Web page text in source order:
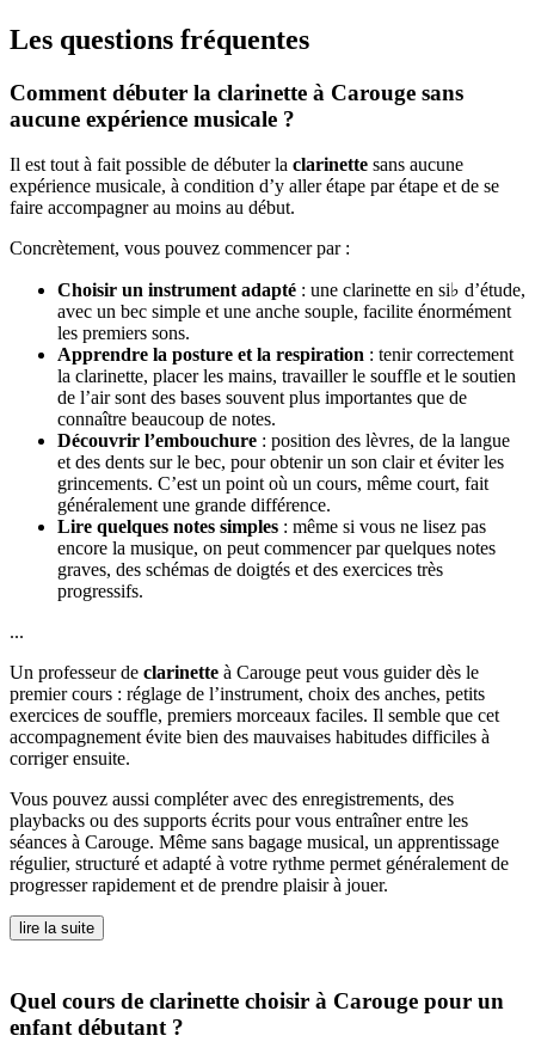
Les questions fréquentes
Comment débuter la clarinette à Carouge sans
aucune expérience musicale ?
Il est tout à fait possible de débuter la clarinette sans aucune
expérience musicale, à condition d’y aller étape par étape et de se
faire accompagner au moins au début.
Concrètement, vous pouvez commencer par :
Choisir un instrument adapté : une clarinette en si♭ d’étude,
avec un bec simple et une anche souple, facilite énormément
les premiers sons.
Apprendre la posture et la respiration : tenir correctement
la clarinette, placer les mains, travailler le souffle et le soutien
de l’air sont des bases souvent plus importantes que de
connaître beaucoup de notes.
Découvrir l’embouchure : position des lèvres, de la langue
et des dents sur le bec, pour obtenir un son clair et éviter les
grincements. C’est un point où un cours, même court, fait
généralement une grande différence.
Lire quelques notes simples : même si vous ne lisez pas
encore la musique, on peut commencer par quelques notes
graves, des schémas de doigtés et des exercices très
progressifs.
...
Un professeur de clarinette à Carouge peut vous guider dès le
premier cours : réglage de l’instrument, choix des anches, petits
exercices de souffle, premiers morceaux faciles. Il semble que cet
accompagnement évite bien des mauvaises habitudes difficiles à
corriger ensuite.
Vous pouvez aussi compléter avec des enregistrements, des
playbacks ou des supports écrits pour vous entraîner entre les
séances à Carouge. Même sans bagage musical, un apprentissage
régulier, structuré et adapté à votre rythme permet généralement de
progresser rapidement et de prendre plaisir à jouer.
lire la suite
Quel cours de clarinette choisir à Carouge pour un
enfant débutant ?